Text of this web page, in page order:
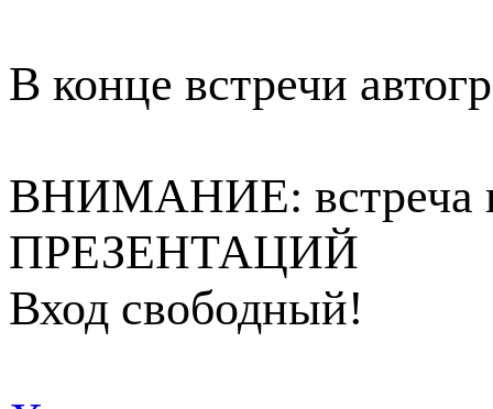
В конце встречи
ВНИМАНИЕ: встреча
ПРЕЗЕНТАЦИЙ
Вход свободный!